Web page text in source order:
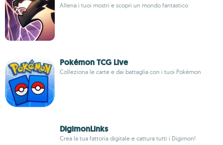
Allena i tuoi mostri e scopri un mondo fantastico
Pokémon TCG Live
Colleziona le carte e dai battaglia con i tuoi Pokémon
DigimonLinks
Crea la tua fattoria digitale e cattura tutti i Digimon!